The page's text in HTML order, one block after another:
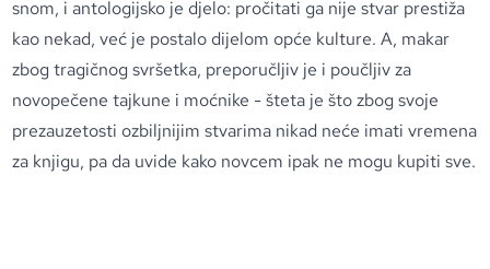
snom, i antologijsko je djelo: pročitati ga nije stvar prestiža
kao nekad, već je postalo dijelom opće kulture. A, makar
zbog tragičnog svršetka, preporučljiv je i poučljiv za
novopečene tajkune i moćnike - šteta je što zbog svoje
prezauzetosti ozbiljnijim stvarima nikad neće imati vremena
za knjigu, pa da uvide kako novcem ipak ne mogu kupiti sve.